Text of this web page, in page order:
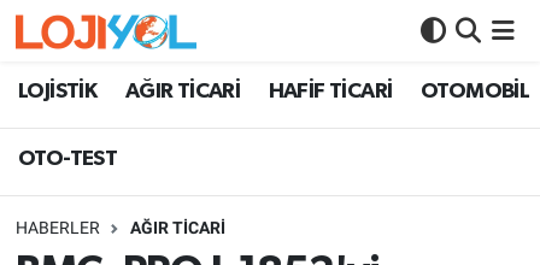
LOJİSTİK AĞIR TİCARİ HAFİF TİCARİ OTOMOBİL
OTO-TEST
HABERLER AĞIR TİCARİ
OTO-TEST